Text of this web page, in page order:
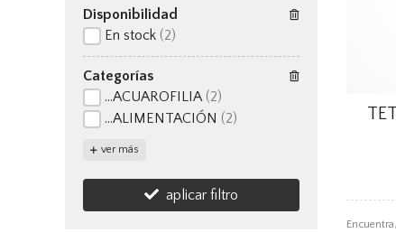
Disponibilidad
En stock (2)
Categorías
...ACUAROFILIA (2)
...ALIMENTACIÓN (2)
ver más
aplicar filtro